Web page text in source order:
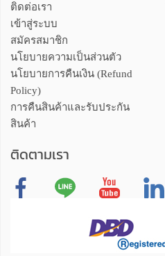
ติดต่อเรา
เข้าสู่ระบบ
สมัครสมาชิก
นโยบายความเป็นส่วนตัว
นโยบายการคืนเงิน (Refund
Policy)
การคืนสินค้าและรับประกัน
สินค้า
ติดตามเรา